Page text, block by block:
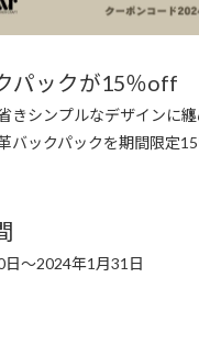
パックが15％off
きシンプルなデザインに纏
バックパックを期間限定
〜2024年1月31日